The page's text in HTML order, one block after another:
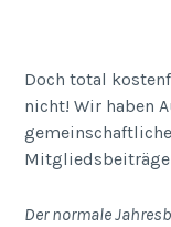
Doch total
nicht! Wir haben
Mitgliedsbeiträge
Der normale